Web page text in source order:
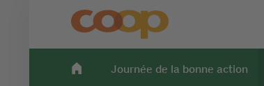
Journée de la bonne action